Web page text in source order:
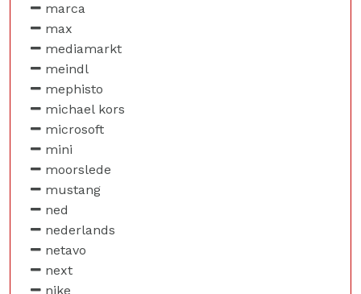
marca
max
mediamarkt
meindl
mephisto
michael kors
microsoft
mini
moorslede
mustang
ned
nederlands
netavo
next
nike